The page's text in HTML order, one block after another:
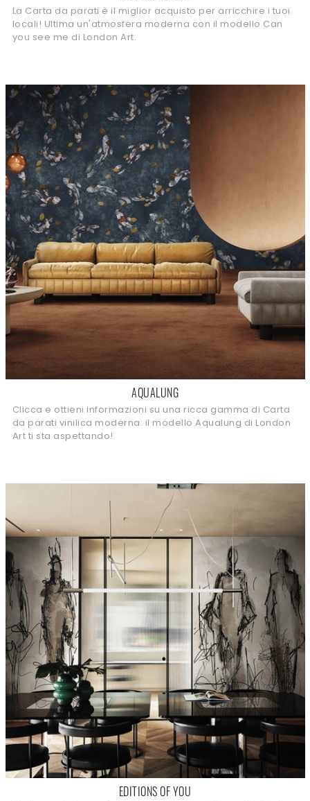
La Carta da parati è il miglior acquisto per arricchire i tuoi
locali! Ultima un'atmosfera moderna con il modello Can
you see me di London Art.
AQUALUNG
Clicca e ottieni informazioni su una ricca gamma di Carta
da parati vinilica moderna: il modello Aqualung di London
Art ti sta aspettando!
EDITIONS OF YOU